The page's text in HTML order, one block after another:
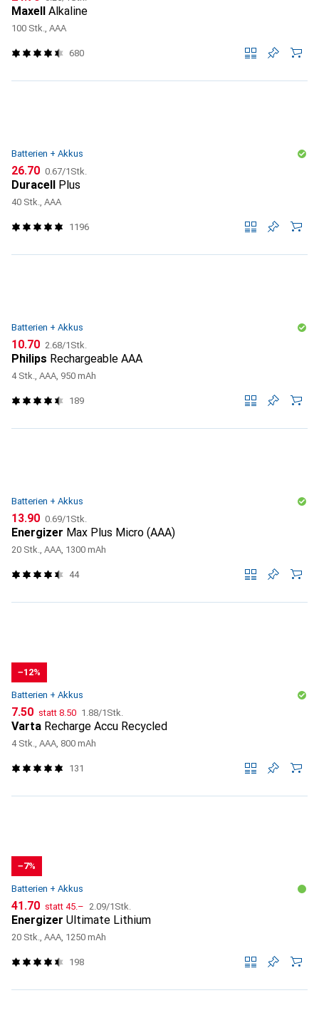
Maxell Alkaline
100 Stk., AAA
680
Batterien + Akkus
CHF
26.70 CHF
0.67/1Stk.
Duracell Plus
40 Stk., AAA
1196
Batterien + Akkus
CHF
10.70 CHF
2.68/1Stk.
Philips Rechargeable AAA
4 Stk., AAA, 950 mAh
189
Batterien + Akkus
CHF
13.90 CHF
0.69/1Stk.
Energizer Max Plus Micro (AAA)
20 Stk., AAA, 1300 mAh
44
−12%
Batterien + Akkus
CHF
7.50 statt CHF
8.50 CHF
1.88/1Stk.
Varta Recharge Accu Recycled
4 Stk., AAA, 800 mAh
131
−7%
Batterien + Akkus
CHF
41.70 statt CHF
45.– CHF
2.09/1Stk.
Energizer Ultimate Lithium
20 Stk., AAA, 1250 mAh
198